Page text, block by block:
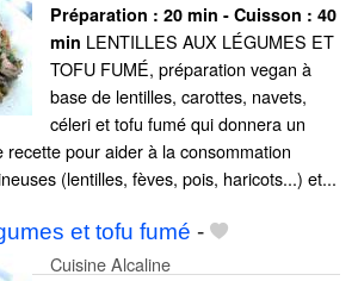
Préparation : 20 min - Cuisson : 40
min LENTILLES AUX LÉGUMES ET
TOFU FUMÉ, préparation vegan à
base de lentilles, carottes, navets,
céleri et tofu fumé qui donnera un
recette pour aider à la consommation
(lentilles, fèves, pois, haricots...) et...
et tofu fumé -
Cuisine Alcaline